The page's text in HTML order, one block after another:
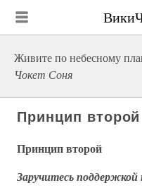
Живите по небесному
Чокет Соня
Принцип второй
Принцип второй
Заручитесь поддержкой